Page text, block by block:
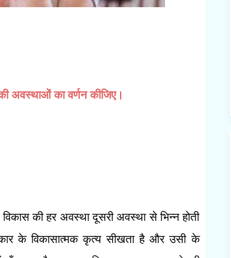
अवस्थाओं का वर्णन कीजिए।
की हर अवस्था दूसरी अवस्था से भिन्न होती
के विकासात्मक कृत्य सीखता है और उसी के